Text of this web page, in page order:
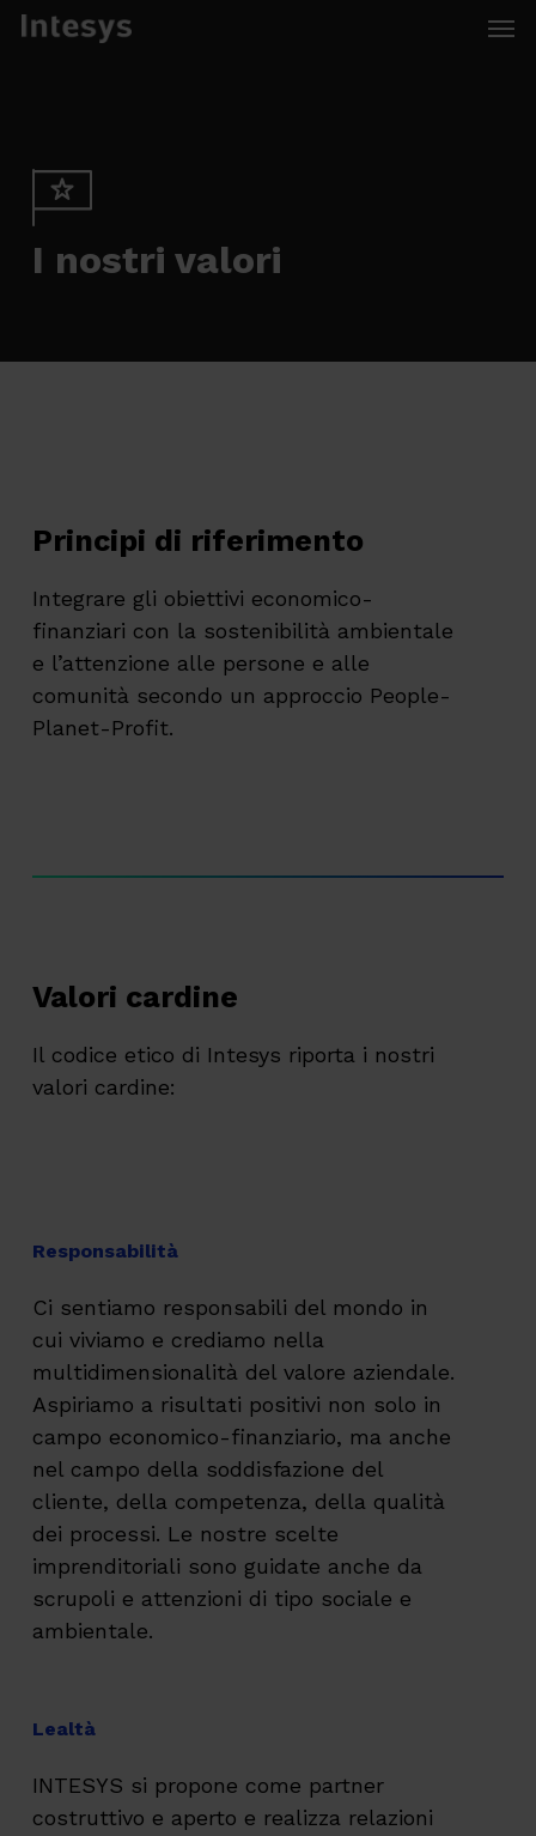
Skip
I nostri valori
Principi di riferimento
Integrare gli obiettivi economico-
finanziari con la sostenibilità ambientale
e l’attenzione alle persone e alle
comunità secondo un approccio People-
Planet-Profit.
Valori cardine
Il codice etico di Intesys riporta i nostri
valori cardine:
Responsabilità
Ci sentiamo responsabili del mondo in
cui viviamo e crediamo nella
multidimensionalità del valore aziendale.
Aspiriamo a risultati positivi non solo in
campo economico-finanziario, ma anche
nel campo della soddisfazione del
cliente, della competenza, della qualità
dei processi. Le nostre scelte
imprenditoriali sono guidate anche da
scrupoli e attenzioni di tipo sociale e
ambientale.
Lealtà
INTESYS si propone come partner
costruttivo e aperto e realizza relazioni